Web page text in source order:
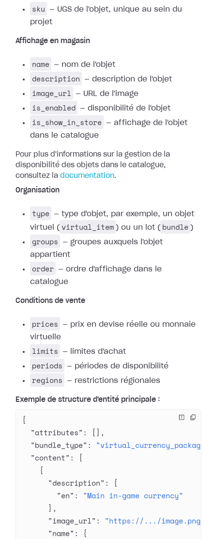
sku
— UGS de l'objet, unique au sein du
projet
Affichage en magasin
name — nom de l'objet
description — description de l'objet
image_url — URL de l'image
is_enabled — disponibilité de l'objet
is_show_in_store
— affichage de l'objet
dans le catalogue
Pour plus d'informations sur la gestion de la
disponibilité des objets dans le catalogue,
consultez la documentation.
Organisation
type
— type d'objet, par exemple, un objet
virtuel ( virtual_item ) ou un lot ( bundle )
groups
— groupes auxquels l'objet
appartient
order
— ordre d'affichage dans le
catalogue
Conditions de vente
prices
— prix en devise réelle ou monnaie
virtuelle
limits — limites d'achat
periods — périodes de disponibilité
regions — restrictions régionales
Exemple de structure d'entité principale :
{
  "attributes"
: [],
  "bundle_type"
: "virtual_currency_package"
  "content"
: [
    {
      "description"
: {
        "en"
: "Main in-game currency"
      },
      "image_url"
: "https://.../image.png"
      "name"
: {